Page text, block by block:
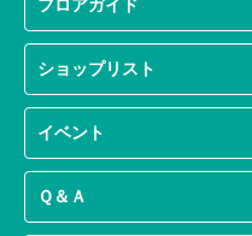
フロアガイド
ショップリスト
イベント
Ｑ＆Ａ